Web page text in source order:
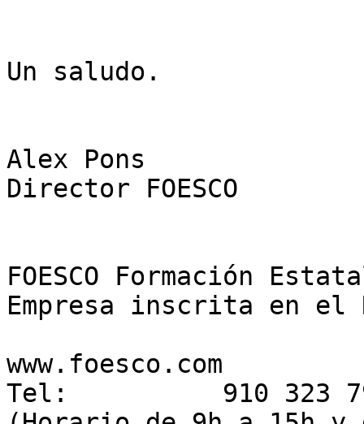
Un saludo.
Alex Pons
Director FOESCO
FOESCO Formación
Empresa inscrita en el
www.foesco.com
Tel:          910 323